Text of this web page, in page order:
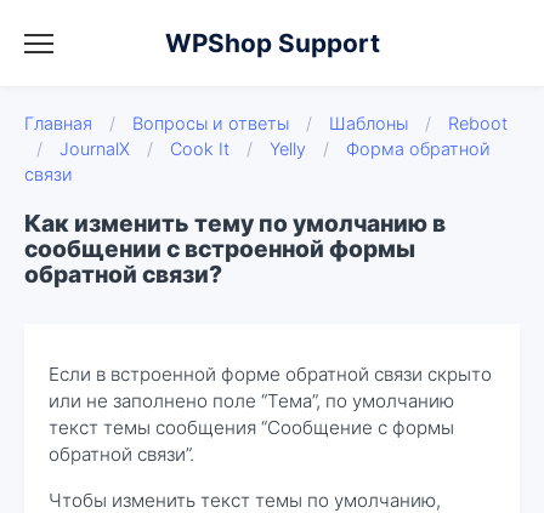
WPShop Support
Главная / Вопросы и ответы / Шаблоны /
Reboot
/
JournalX / Cook It / Yelly /
Форма обратной
связи
Как изменить тему по умолчанию в
сообщении с встроенной формы
обратной связи?
Если в встроенной форме обратной связи скрыто
или не заполнено поле “Тема”, по умолчанию
текст темы сообщения “Сообщение с формы
обратной связи”.
Чтобы изменить текст темы по умолчанию,